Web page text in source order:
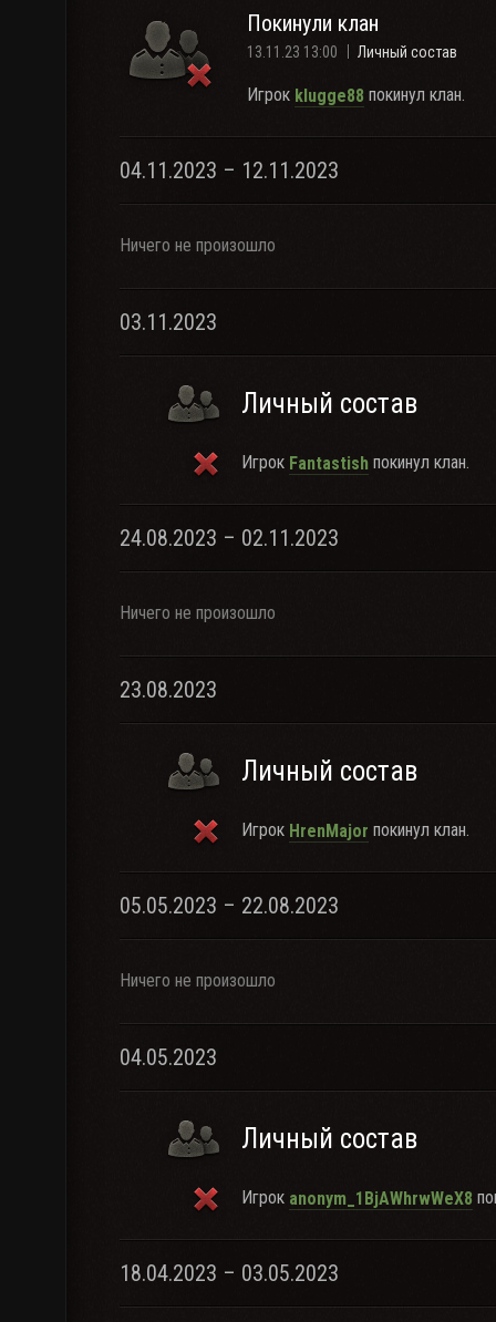
Покинули клан
13.11.23 13:00 Личный состав
Игрок klugge88 покинул клан.
04.11.2023 – 12.11.2023
Ничего не произошло
03.11.2023
Личный состав
Игрок Fantastish покинул клан.
24.08.2023 – 02.11.2023
Ничего не произошло
23.08.2023
Личный состав
Игрок HrenMajor покинул клан.
05.05.2023 – 22.08.2023
Ничего не произошло
04.05.2023
Личный состав
Игрок anonym_1BjAWhrwWeX8
18.04.2023 – 03.05.2023